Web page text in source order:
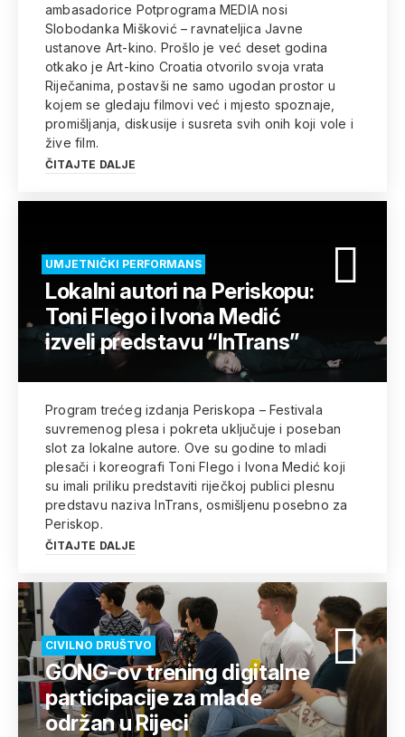
ambasadorice Potprograma MEDIA nosi
Slobodanka Mišković – ravnateljica Javne
ustanove Art-kino. Prošlo je već deset godina
otkako je Art-kino Croatia otvorilo svoja vrata
Riječanima, postavši ne samo ugodan prostor u
kojem se gledaju filmovi već i mjesto spoznaje,
promišljanja, diskusije i susreta svih onih koji vole i
žive film.
ČITAJTE DALJE
UMJETNIČKI PERFORMANS
Lokalni autori na Periskopu:
Toni Flego i Ivona Medić
izveli predstavu “InTrans”
Program trećeg izdanja Periskopa – Festivala
suvremenog plesa i pokreta uključuje i poseban
slot za lokalne autore. Ove su godine to mladi
plesači i koreografi Toni Flego i Ivona Medić koji
su imali priliku predstaviti riječkoj publici plesnu
predstavu naziva InTrans, osmišljenu posebno za
Periskop.
ČITAJTE DALJE
CIVILNO DRUŠTVO
GONG-ov trening digitalne
participacije za mlade
održan u Rijeci